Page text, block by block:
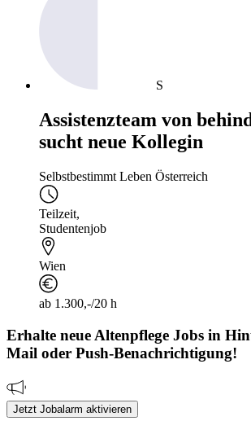
S
Assistenzteam von
sucht neue Kollegin
Selbstbestimmt Leben Österreich
Teilzeit,
Studentenjob
Wien
ab 1.300,-/20 h
Erhalte neue Altenpflege Jobs in
Mail oder Push-Benachrichtigung!
Jetzt Jobalarm aktivieren